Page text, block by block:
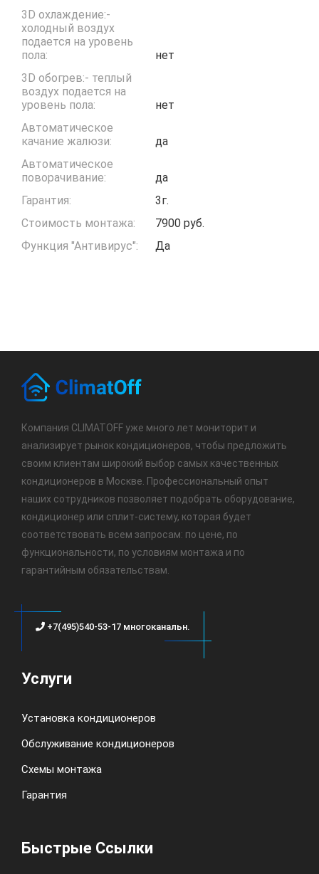
3D охлаждение:-
холодный воздух
подается на уровень
пола:
нет
3D обогрев:- теплый
воздух подается на
уровень пола:
нет
Автоматическое
качание жалюзи:
да
Автоматическое
поворачивание:
да
Гарантия:
3г.
Стоимость монтажа:
7900 руб.
Функция "Антивирус":
Да
Компания CLIMATOFF уже много лет мониторит и
анализирует рынок кондиционеров, чтобы предложить
своим клиентам широкий выбор самых качественных
кондиционеров в Москве. Профессиональный опыт
наших сотрудников позволяет подобрать оборудование,
кондиционер или сплит-систему, которая будет
соответствовать всем запросам: по цене, по
функциональности, по условиям монтажа и по
гарантийным обязательствам.
+7(495)540-53-17 многоканальн.
Услуги
Установка кондиционеров
Обслуживание кондиционеров
Схемы монтажа
Гарантия
Быстрые Ссылки